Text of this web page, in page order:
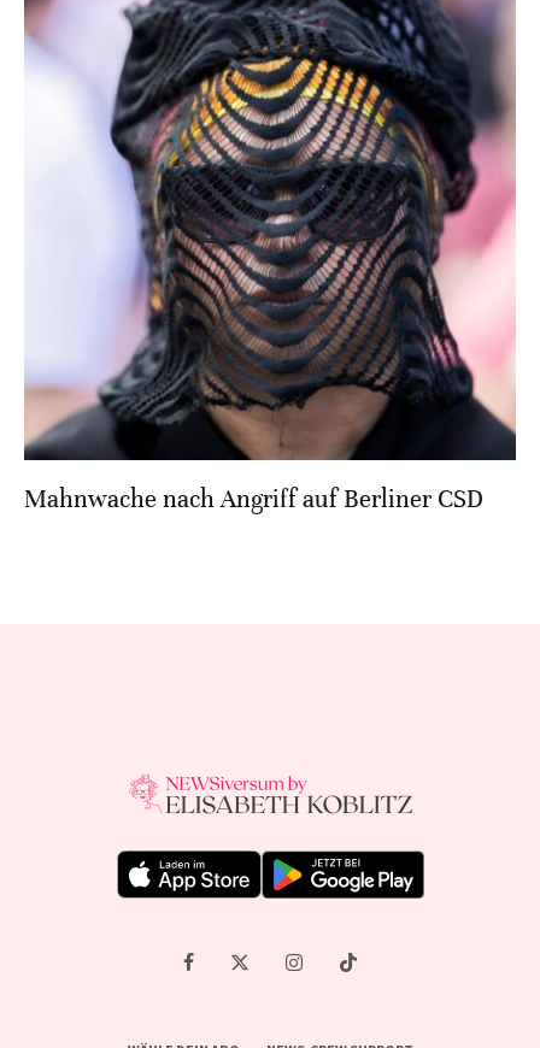
Mahnwache nach Angriff auf Berliner CSD